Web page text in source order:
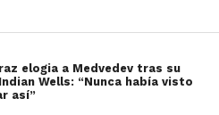
elogia a Medvedev tras su
Wells: “Nunca había visto
así”